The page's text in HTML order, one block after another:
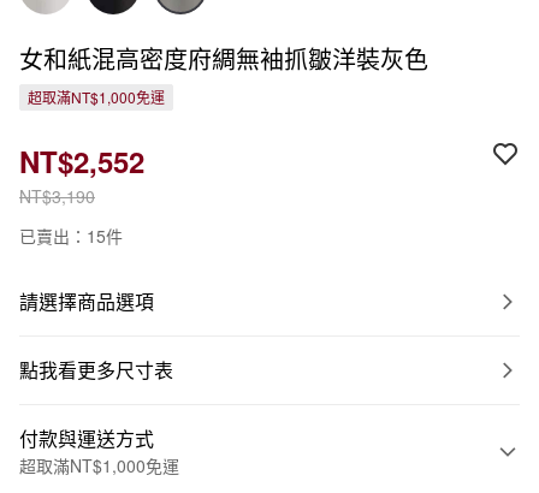
女和紙混高密度府綢無袖抓皺洋裝灰色
超取滿NT$1,000免運
NT$3,190
NT$2,552
已賣出：15件
請選擇商品選項
點我看更多尺寸表
付款與運送方式
超取滿NT$1,000免運